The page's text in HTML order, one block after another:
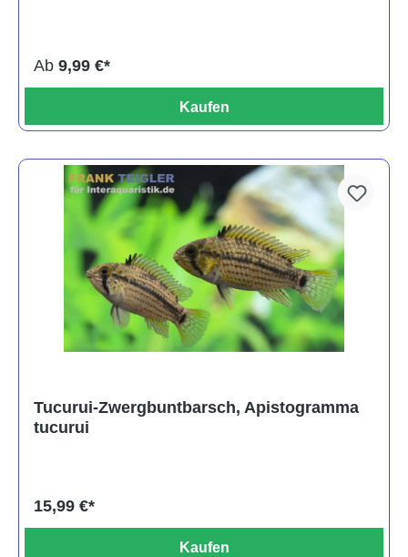
Ab 9,99 €*
Kaufen
Tucurui-Zwergbuntbarsch, Apistogramma
tucurui
15,99 €*
Kaufen